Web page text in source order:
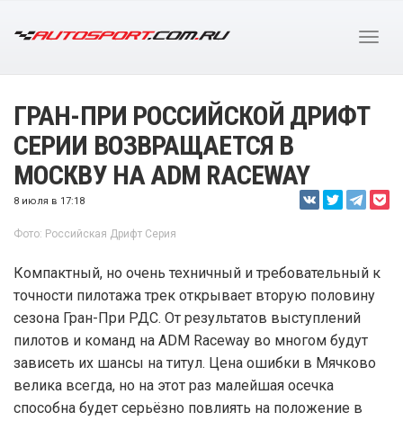
ГРАН-ПРИ РОССИЙСКОЙ ДРИФТ
СЕРИИ ВОЗВРАЩАЕТСЯ В
МОСКВУ НА ADM RACEWAY
8 июля в 17:18
Фото: Российская Дрифт Серия
Компактный, но очень техничный и требовательный к
точности пилотажа трек открывает вторую половину
сезона Гран-При РДС. От результатов выступлений
пилотов и команд на ADM Raceway во многом будут
зависеть их шансы на титул. Цена ошибки в Мячково
велика всегда, но на этот раз малейшая осечка
способна будет серьёзно повлиять на положение в